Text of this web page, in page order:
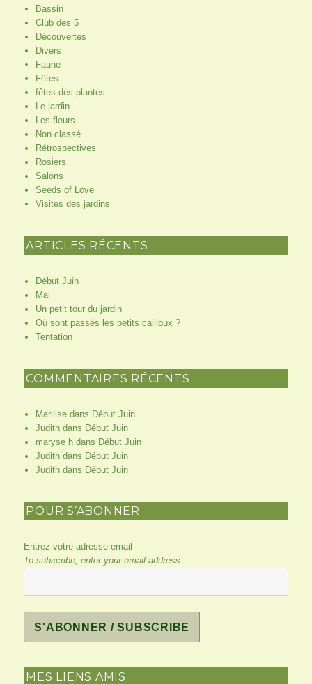
Bassin
Club des 5
Découvertes
Divers
Faune
Fêtes
fêtes des plantes
Le jardin
Les fleurs
Non classé
Rétrospectives
Rosiers
Salons
Seeds of Love
Visites des jardins
ARTICLES RÉCENTS
Début Juin
Mai
Un petit tour du jardin
Où sont passés les petits cailloux ?
Tentation
COMMENTAIRES RÉCENTS
Marilisedans Début Juin
Judithdans Début Juin
maryse hdans Début Juin
Judithdans Début Juin
Judithdans Début Juin
POUR S’ABONNER
Entrez votre adresse email
To subscribe, enter your email address:
MES LIENS AMIS